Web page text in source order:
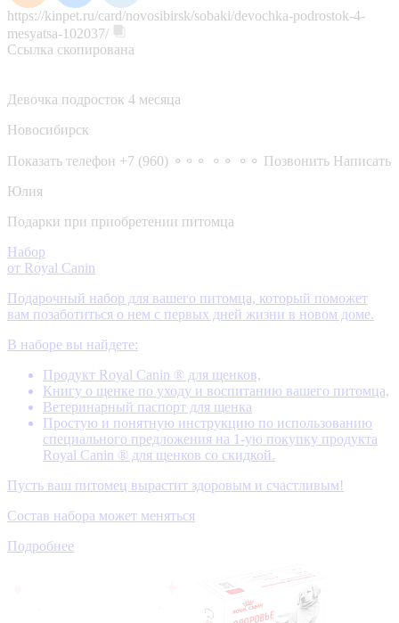
https://kinpet.ru/card/novosibirsk/sobaki/devochka-podrostok-4-
mesyatsa-102037/
Ссылка скопирована
Девочка подросток 4 месяца
Новосибирск
Показать телефон +7 (960) ⚬⚬⚬ ⚬⚬ ⚬⚬ Позвонить Написать
Юлия
Подарки при приобретении питомца
Набор
от Royal Canin
Подарочный набор для вашего питомца, который поможет
вам позаботиться о нем с первых дней жизни в новом доме.
В наборе вы найдете:
Продукт Royal Canin ® для щенков,
Книгу о щенке по уходу и воспитанию вашего питомца,
Ветеринарный паспорт для щенка
Простую и понятную инструкцию по использованию
специального предложения на 1-ую покупку продукта
Royal Canin ® для щенков со скидкой.
Пусть ваш питомец вырастит здоровым и счастливым!
Состав набора может меняться
Подробнее